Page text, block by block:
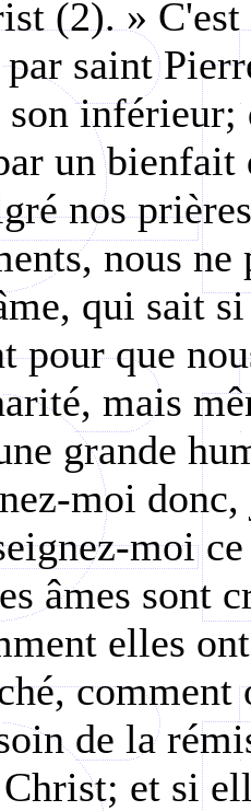
(2). »
saint
son
un bienfait
nos
nous
qui sait
pour que
mais
grande
moi
moi
âmes sont
elles
comment
de la
et si